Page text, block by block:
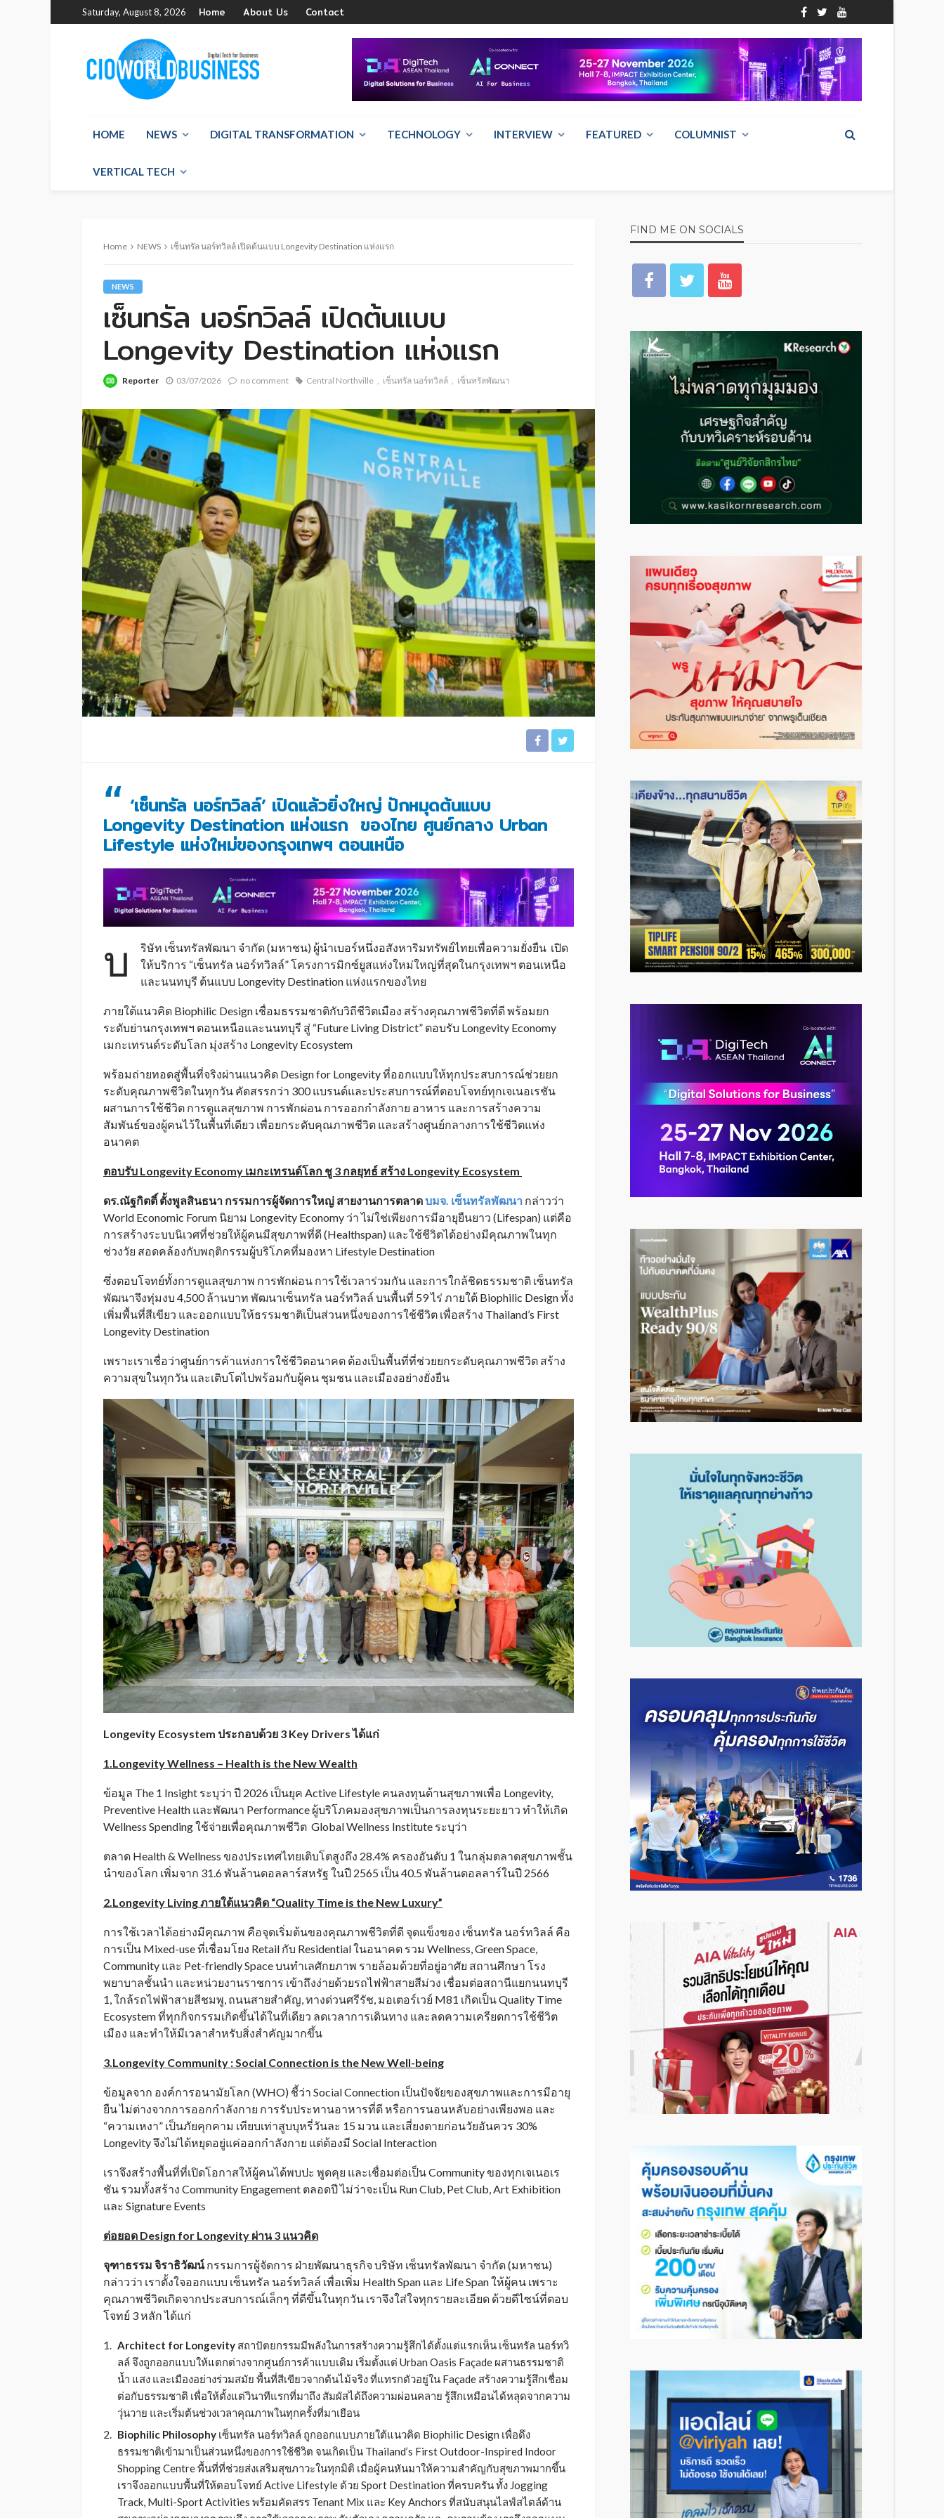
Saturday, August 8, 2026 Home About Us Contact
HOME NEWS DIGITAL TRANSFORMATION TECHNOLOGY INTERVIEW FEATURED COLUMNIST
VERTICAL TECH
Home NEWS เซ็นทรัล นอร์ทวิลล์ เปิดต้นแบบ Longevity Destination แห่งแรก
NEWS
เซ็นทรัล นอร์ทวิลล์ เปิดต้นแบบ
Longevity Destination แห่งแรก
Reporter 03/07/2026 no comment Central Northville เซ็นทรัล นอร์ทวิลล์ เซ็นทรัลพัฒนา
“ ‘เซ็นทรัล นอร์ทวิลล์’ เปิดแล้วยิ่งใหญ่ ปักหมุดต้นแบบ
Longevity Destination แห่งแรก ของไทย ศูนย์กลาง Urban
Lifestyle แห่งใหม่ของกรุงเทพฯ ตอนเหนือ
บ
ริษัท เซ็นทรัลพัฒนา จำกัด (มหาชน) ผู้นำเบอร์หนึ่งอสังหาริมทรัพย์ไทยเพื่อความยั่งยืน เปิด
ให้บริการ “เซ็นทรัล นอร์ทวิลล์” โครงการมิกซ์ยูสแห่งใหม่ใหญ่ที่สุดในกรุงเทพฯ ตอนเหนือ
และนนทบุรี ต้นแบบ Longevity Destination แห่งแรกของไทย
ภายใต้แนวคิด Biophilic Design เชื่อมธรรมชาติกับวิถีชีวิตเมือง สร้างคุณภาพชีวิตที่ดี พร้อมยก
ระดับย่านกรุงเทพฯ ตอนเหนือและนนทบุรี สู่ “Future Living District” ตอบรับ Longevity Economy
เมกะเทรนด์ระดับโลก มุ่งสร้าง Longevity Ecosystem
พร้อมถ่ายทอดสู่พื้นที่จริงผ่านแนวคิด Design for Longevity ที่ออกแบบให้ทุกประสบการณ์ช่วยยก
ระดับคุณภาพชีวิตในทุกวัน คัดสรรกว่า 300 แบรนด์และประสบการณ์ที่ตอบโจทย์ทุกเจเนอเรชัน
ผสานการใช้ชีวิต การดูแลสุขภาพ การพักผ่อน การออกกำลังกาย อาหาร และการสร้างความ
สัมพันธ์ของผู้คนไว้ในพื้นที่เดียว เพื่อยกระดับคุณภาพชีวิต และสร้างศูนย์กลางการใช้ชีวิตแห่ง
อนาคต
ตอบรับ Longevity Economy เมกะเทรนด์โลก ชู 3 กลยุทธ์ สร้าง Longevity Ecosystem
ดร.ณัฐกิตติ์ ตั้งพูลสินธนา กรรมการผู้จัดการใหญ่ สายงานการตลาดบมจ. เซ็นทรัลพัฒนา กล่าวว่า
World Economic Forum นิยาม Longevity Economy ว่า ไม่ใช่เพียงการมีอายุยืนยาว (Lifespan) แต่คือ
การสร้างระบบนิเวศที่ช่วยให้ผู้คนมีสุขภาพที่ดี (Healthspan) และใช้ชีวิตได้อย่างมีคุณภาพในทุก
ช่วงวัย สอดคล้องกับพฤติกรรมผู้บริโภคที่มองหา Lifestyle Destination
ซึ่งตอบโจทย์ทั้งการดูแลสุขภาพ การพักผ่อน การใช้เวลาร่วมกัน และการใกล้ชิดธรรมชาติ เซ็นทรัล
พัฒนาจึงทุ่มงบ 4,500 ล้านบาท พัฒนาเซ็นทรัล นอร์ทวิลล์ บนพื้นที่ 59 ไร่ ภายใต้ Biophilic Design ทั้ง
เพิ่มพื้นที่สีเขียว และออกแบบให้ธรรมชาติเป็นส่วนหนึ่งของการใช้ชีวิต เพื่อสร้าง Thailand’s First
Longevity Destination
เพราะเราเชื่อว่าศูนย์การค้าแห่งการใช้ชีวิตอนาคต ต้องเป็นพื้นที่ที่ช่วยยกระดับคุณภาพชีวิต สร้าง
ความสุขในทุกวัน และเติบโตไปพร้อมกับผู้คน ชุมชน และเมืองอย่างยั่งยืน
Longevity Ecosystem ประกอบด้วย 3 Key Drivers ได้แก่
1.Longevity Wellness – Health is the New Wealth
ข้อมูล The 1 Insight ระบุว่า ปี 2026 เป็นยุค Active Lifestyle คนลงทุนด้านสุขภาพเพื่อ Longevity,
Preventive Health และพัฒนา Performance ผู้บริโภคมองสุขภาพเป็นการลงทุนระยะยาว ทำให้เกิด
Wellness Spending ใช้จ่ายเพื่อคุณภาพชีวิต Global Wellness Institute ระบุว่า
ตลาด Health & Wellness ของประเทศไทยเติบโตสูงถึง 28.4% ครองอันดับ 1 ในกลุ่มตลาดสุขภาพชั้น
นำของโลก เพิ่มจาก 31.6 พันล้านดอลลาร์สหรัฐ ในปี 2565 เป็น 40.5 พันล้านดอลลาร์ในปี 2566
2.Longevity Living ภายใต้แนวคิด “Quality Time is the New Luxury”
การใช้เวลาได้อย่างมีคุณภาพ คือจุดเริ่มต้นของคุณภาพชีวิตที่ดี จุดแข็งของ เซ็นทรัล นอร์ทวิลล์ คือ
การเป็น Mixed-use ที่เชื่อมโยง Retail กับ Residential ในอนาคต รวม Wellness, Green Space,
Community และ Pet-friendly Space บนทำเลศักยภาพ รายล้อมด้วยที่อยู่อาศัย สถานศึกษา โรง
พยาบาลชั้นนำ และหน่วยงานราชการ เข้าถึงง่ายด้วยรถไฟฟ้าสายสีม่วง เชื่อมต่อสถานีแยกนนทบุรี
1, ใกล้รถไฟฟ้าสายสีชมพู, ถนนสายสำคัญ, ทางด่วนศรีรัช, มอเตอร์เวย์ M81 เกิดเป็น Quality Time
Ecosystem ที่ทุกกิจกรรมเกิดขึ้นได้ในที่เดียว ลดเวลาการเดินทาง และลดความเครียดการใช้ชีวิต
เมือง และทำให้มีเวลาสำหรับสิ่งสำคัญมากขึ้น
3.Longevity Community : Social Connection is the New Well-being
ข้อมูลจาก องค์การอนามัยโลก (WHO) ชี้ว่า Social Connection เป็นปัจจัยของสุขภาพและการมีอายุ
ยืน ไม่ต่างจากการออกกำลังกาย การรับประทานอาหารที่ดี หรือการนอนหลับอย่างเพียงพอ และ
“ความเหงา” เป็นภัยคุกคาม เทียบเท่าสูบบุหรี่วันละ 15 มวน และเสี่ยงตายก่อนวัยอันควร 30%
Longevity จึงไม่ได้หยุดอยู่แค่ออกกำลังกาย แต่ต้องมี Social Interaction
เราจึงสร้างพื้นที่ที่เปิดโอกาสให้ผู้คนได้พบปะ พูดคุย และเชื่อมต่อเป็น Community ของทุกเจเนอเร
ชัน รวมทั้งสร้าง Community Engagement ตลอดปี ไม่ว่าจะเป็น Run Club, Pet Club, Art Exhibition
และ Signature Events
ต่อยอด Design for Longevity ผ่าน 3 แนวคิด
จุฑาธรรม จิราธิวัฒน์กรรมการผู้จัดการ ฝ่ายพัฒนาธุรกิจ บริษัท เซ็นทรัลพัฒนา จำกัด (มหาชน)
กล่าวว่า เราตั้งใจออกแบบ เซ็นทรัล นอร์ทวิลล์ เพื่อเพิ่ม Health Span และ Life Span ให้ผู้คน เพราะ
คุณภาพชีวิตเกิดจากประสบการณ์เล็กๆ ที่ดีขึ้นในทุกวัน เราจึงใส่ใจทุกรายละเอียด ด้วยดีไซน์ที่ตอบ
โจทย์ 3 หลัก ได้แก่
Architect for Longevity สถาปัตยกรรมมีพลังในการสร้างความรู้สึกได้ตั้งแต่แรกเห็น เซ็นทรัล นอร์ทวิ
ลล์ จึงถูกออกแบบให้แตกต่างจากศูนย์การค้าแบบเดิม เริ่มตั้งแต่ Urban Oasis Façade ผสานธรรมชาติ
น้ำ แสง และเมืองอย่างร่วมสมัย พื้นที่สีเขียวจากต้นไม้จริง ที่แทรกตัวอยู่ใน Façade สร้างความรู้สึกเชื่อม
ต่อกับธรรมชาติ เพื่อให้ตั้งแต่วินาทีแรกที่มาถึง สัมผัสได้ถึงความผ่อนคลาย รู้สึกเหมือนได้หลุดจากความ
วุ่นวาย และเริ่มต้นช่วงเวลาคุณภาพในทุกครั้งที่มาเยือน
Biophilic Philosophy เซ็นทรัล นอร์ทวิลล์ ถูกออกแบบภายใต้แนวคิด Biophilic Design เพื่อดึง
ธรรมชาติเข้ามาเป็นส่วนหนึ่งของการใช้ชีวิต จนเกิดเป็น Thailand’s First Outdoor-Inspired Indoor
Shopping Centre พื้นที่ที่ช่วยส่งเสริมสุขภาวะในทุกมิติ เมื่อผู้คนหันมาให้ความสำคัญกับสุขภาพมากขึ้น
เราจึงออกแบบพื้นที่ให้ตอบโจทย์ Active Lifestyle ด้วย Sport Destination ที่ครบครัน ทั้ง Jogging
Track, Multi-Sport Activities พร้อมคัดสรร Tenant Mix และ Key Anchors ที่สนับสนุนไลฟ์สไตล์ด้าน
FIND ME ON SOCIALS